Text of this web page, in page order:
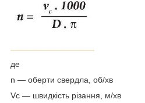
де
n — оберти свердла, об/хв
Vc — швидкість різання, м/хв